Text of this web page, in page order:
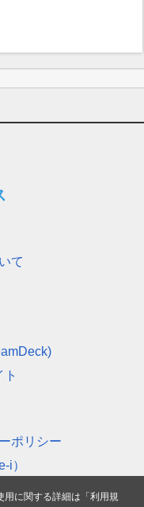
て
ポリシー
i）
用に関する詳細は「利用規